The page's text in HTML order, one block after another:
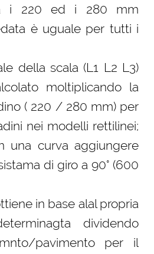
i 220 ed i 280 mm
è uguale per tutti i
della scala (L1 L2 L3)
moltiplicando la
( 220 / 280 mm) per
nei modelli rettilinei;
una curva aggiungere
di giro a 90° (600
in base alal propria
dividendo
pavimento per il